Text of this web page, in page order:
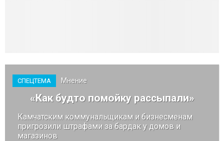
СПЕЦТЕМА Мнение
«Как будто помойку рассыпали»
Камчатским коммунальщикам и бизнесменам
пригрозили штрафами за бардак у домов и
магазинов